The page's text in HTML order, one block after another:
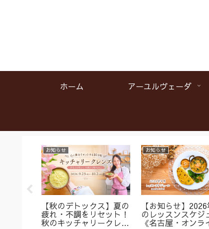
ホーム アーユルヴェーダ
お知らせ
【秋のデトックス】夏の
疲れ・不調をリセット！
秋のキッチャリークレン
お知らせ
【お知らせ】
のレッスンスケジ
《名古屋・オンラ